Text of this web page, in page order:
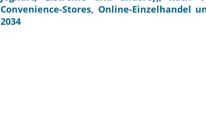
Convenience-Stores, Online-Einzelhandel
2034